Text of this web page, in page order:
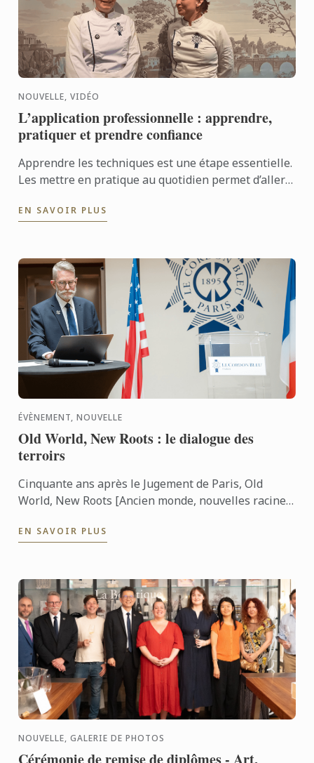
NOUVELLE, VIDÉO
L’application professionnelle : apprendre,
pratiquer et prendre confiance
Apprendre les techniques est une étape essentielle.
Les mettre en pratique au quotidien permet d’aller
les ...
EN SAVOIR PLUS
ÉVÈNEMENT, NOUVELLE
Old World, New Roots : le dialogue des
terroirs
Cinquante ans après le Jugement de Paris, Old
World, New Roots [Ancien monde, nouvelles racines]
EN SAVOIR PLUS
NOUVELLE, GALERIE DE PHOTOS